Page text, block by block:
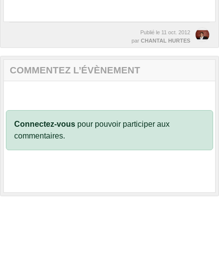
Publié le 11 oct. 2012
par CHANTAL HURTES
COMMENTEZ L’ÉVÈNEMENT
Connectez-vous pour pouvoir participer aux
commentaires.